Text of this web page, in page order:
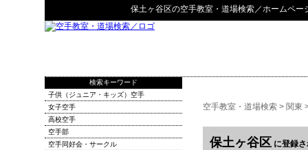
保土ヶ谷区の空手教室・道場検索／ホームペー
空手教室・道場検索 > 関東
保土ヶ谷区 に登録
検索キーワード
子供（ジュニア・キッズ）空手
女子空手
高校空手
空手部
空手同好会・サークル